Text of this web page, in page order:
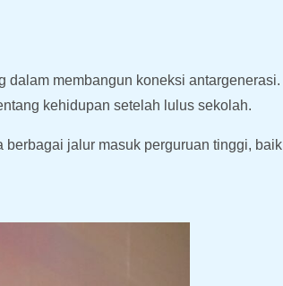
dalam membangun koneksi antargenerasi.
kehidupan setelah lulus sekolah.
jalur masuk perguruan tinggi, baik